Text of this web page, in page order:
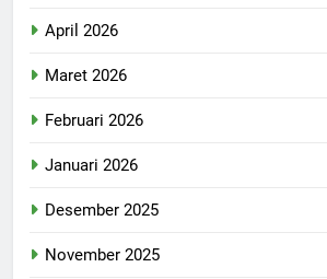
April 2026
Maret 2026
Februari 2026
Januari 2026
Desember 2025
November 2025